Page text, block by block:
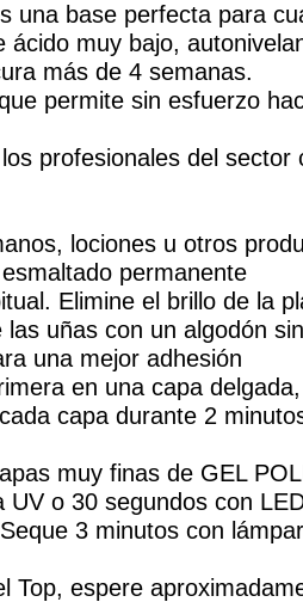
una base perfecta para
ácido muy bajo,
más de 4 semanas.
permite sin esfuerzo
profesionales del
lociones u otros
permanente
Elimine el brillo de la
las uñas con un algodón
una mejor adhesión
en una capa
capa durante 2
muy finas de GEL
UV o 30 segundos con
3 minutos con
Top, espere